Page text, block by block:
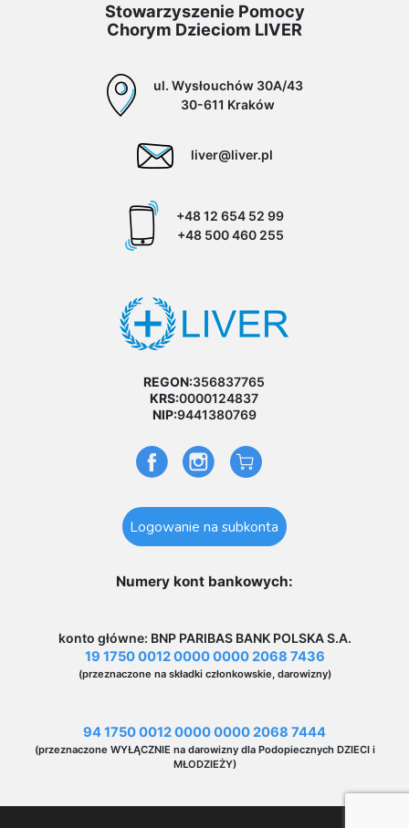
Stowarzyszenie Pomocy
Chorym Dzieciom LIVER
ul. Wysłouchów 30A/43
30-611 Kraków
liver@liver.pl
+48 12 654 52 99
+48 500 460 255
REGON:356837765
KRS:0000124837
NIP:9441380769
Logowanie na subkonta
Numery kont bankowych:
konto główne: BNP PARIBAS BANK POLSKA S.A.
19 1750 0012 0000 0000 2068 7436
(przeznaczone na składki członkowskie, darowizny)
94 1750 0012 0000 0000 2068 7444
(przeznaczone WYŁĄCZNIE na darowizny dla Podopiecznych DZIECI i
MŁODZIEŻY)